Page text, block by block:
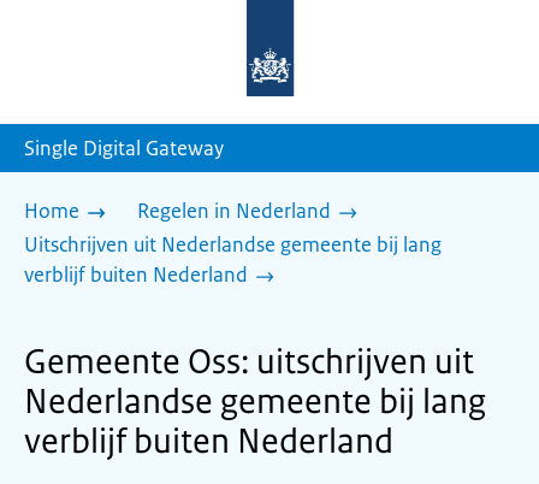
homepage
Single Digital Gateway
Home
Regelen in Nederland
Uitschrijven uit Nederlandse gemeente bij lang
verblijf buiten Nederland
Gemeente Oss: uitschrijven uit
Nederlandse gemeente bij lang
verblijf buiten Nederland